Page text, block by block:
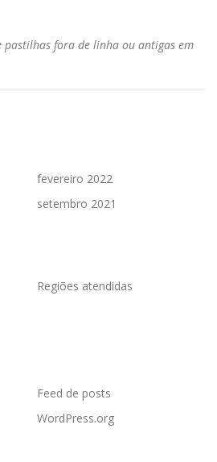
pastilhas fora de linha ou antigas em
fevereiro 2022
setembro 2021
Regiões atendidas
Feed de posts
WordPress.org